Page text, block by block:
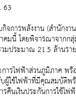
63
การพลังงาน (สำนักง
คมนี้ โดยพิจารณาจา
ประมาณ 21.5 ล้านร
ารไฟฟ้าส่วนภูมิภาค
ช้ไฟฟ้าที่มีคุณสมบัติพ
นเงินประกันการใช้ไ